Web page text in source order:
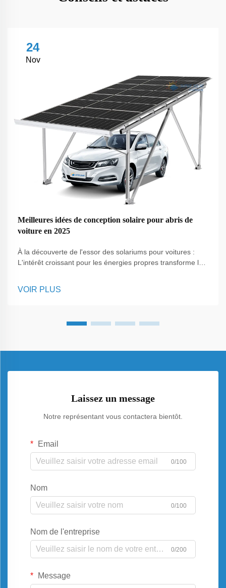
24
Nov
Meilleures idées de conception solaire pour abris de
voiture en 2025
À la découverte de l'essor des solariums pour voitures :
L'intérêt croissant pour les énergies propres transforme la
aujourd'hui est le solarium pour voiture. Contrairement aux
VOIR PLUS
Laissez un message
Notre représentant vous contactera bientôt.
Email
0/100
Nom
0/100
Nom de l'entreprise
0/200
Message